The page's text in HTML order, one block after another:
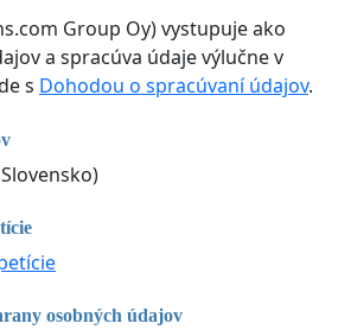
Group Oy) vystupuje ako
a spracúva údaje výlučne v
s Dohodou o spracúvaní údajov.
osobných údajov